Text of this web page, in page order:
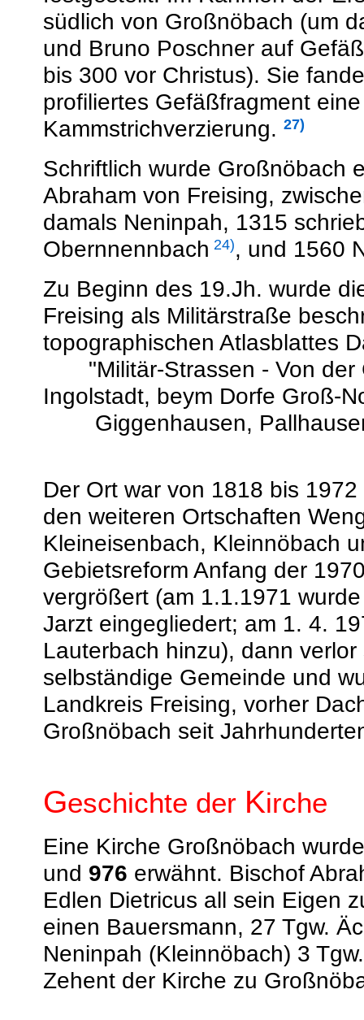
südlich von Großnöbach (um
und Bruno Poschner auf
bis 300 vor Christus). Sie
profiliertes Gefäßfragment
Kammstrichverzierung. 27)
Schriftlich wurde Großnöbach
Abraham von Freising,
damals Neninpah, 1315
Obernnennbach 24), und 1560
Zu Beginn des 19.Jh. wurde
Freising als Militärstraße
topographischen Atlasblattes
"Militär-Strassen - Von der
Ingolstadt, beym Dorfe Groß-
Giggenhausen,
Der Ort war von 1818 bis
den weiteren Ortschaften
Kleineisenbach, Kleinnöbach
Gebietsreform Anfang der
vergrößert (am 1.1.1971
Jarzt eingegliedert; am 1. 4.
Lauterbach hinzu), dann
selbständige Gemeinde und
Landkreis Freising, vorher
Großnöbach seit
Geschichte der Kirche
Eine Kirche Großnöbach
und 976 erwähnt. Bischof
Edlen Dietricus all sein Eigen
einen Bauersmann, 27 Tgw.
Neninpah (Kleinnöbach) 3
Zehent der Kirche zu